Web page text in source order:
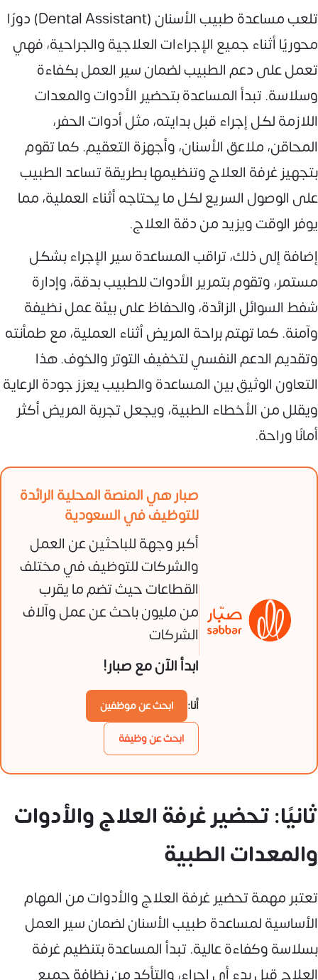
تلعب مساعدة طبيب الأسنان (Dental Assistant) دورًا
محوريًا أثناء جميع الإجراءات العلاجية والجراحية، فهي
تعمل على دعم الطبيب لضمان سير العمل بكفاءة
وسلاسة. تبدأ المساعدة بتحضير الأدوات والمعدات
اللازمة لكل إجراء قبل بدايته، مثل أدوات الحفر،
المحاقن، ملاعق الأسنان، وأجهزة التعقيم. كما تقوم
بتجهيز غرفة العلاج وتنظيمها بطريقة تساعد الطبيب
على الوصول السريع لكل ما يحتاجه أثناء العملية، مما
يوفر الوقت ويزيد من دقة العلاج.
إضافة إلى ذلك، تراقب المساعدة سير الإجراء بشكل
مستمر، وتقوم بتمرير الأدوات للطبيب بدقة، وإدارة
شفط السوائل الزائدة، والحفاظ على بيئة عمل نظيفة
وآمنة. كما تهتم براحة المريض أثناء العملية، مع طمأنته
وتقديم الدعم النفسي لتخفيف التوتر والخوف. هذا
التعاون الوثيق بين المساعدة والطبيب يعزز جودة الرعاية
ويقلل من الأخطاء الطبية، ويجعل تجربة المريض أكثر
أمانًا وراحة.
صبار هي المنصة المحلية الرائدة
للتوظيف في السعودية
أكبر وجهة للباحثين عن العمل
والشركات للتوظيف في مختلف
القطاعات حيث تضم ما يقرب
من مليون باحث عن عمل وآلاف
الشركات
ابدأ الآن مع صبار!
أنا:
ابحث عن موظفين
ابحث عن وظيفة
ثانيًا: تحضير غرفة العلاج والأدوات
والمعدات الطبية
تعتبر مهمة تحضير غرفة العلاج والأدوات من المهام
الأساسية لمساعدة طبيب الأسنان لضمان سير العمل
بسلاسة وكفاءة عالية. تبدأ المساعدة بتنظيم غرفة
العلاج قبل بدء أي إجراء، والتأكد من نظافة جميع